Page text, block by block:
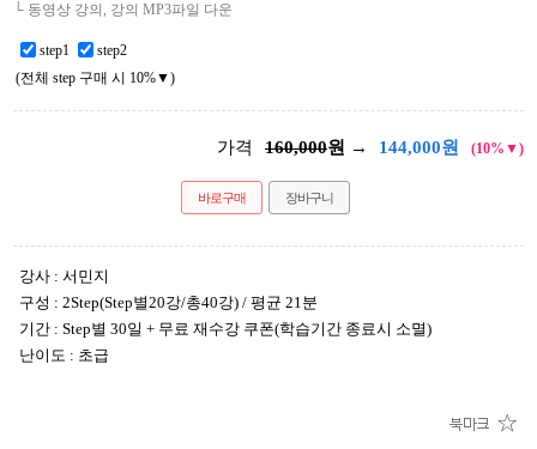
└ 동영상 강의, 강의 MP3파일 다운
step1
step2
(전체 step 구매 시 10%▼)
가격 160,000원 → 144,000원 (10%▼)
바로구매 장바구니
강사 : 서민지
구성 : 2Step(Step별20강/총40강) / 평균 21분
기간 : Step별 30일 + 무료 재수강 쿠폰(학습기간 종료시 소멸)
난이도 : 초급